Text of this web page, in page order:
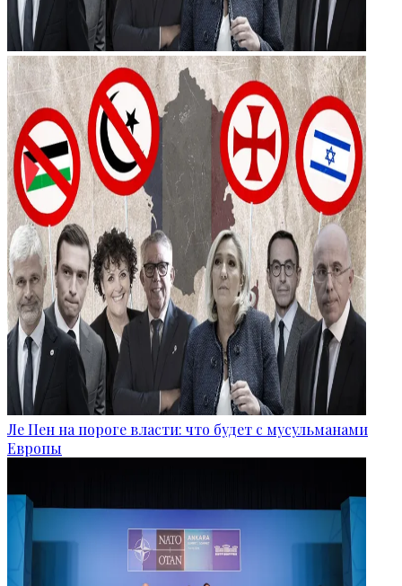
Ле Пен на пороге власти: что будет с мусульманами
Европы